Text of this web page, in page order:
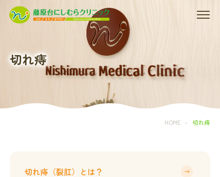
切れ痔
HOME - 切れ痔
切れ痔（裂肛）とは？